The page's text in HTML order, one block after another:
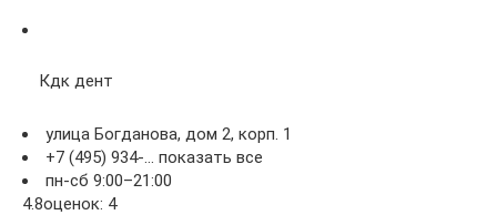
Кдк дент
улица Богданова, дом 2, корп. 1
+7 (495) 934-… показать все
пн-сб 9:00–21:00
4.8оценок: 4